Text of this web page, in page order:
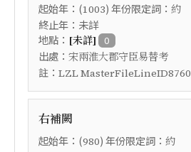
起始年：(1003) 年份限定詞： 約
終止年：未詳
地點： [未詳] 0
出處： 宋兩淮大郡守臣易替考
註： LZL MasterFileLineID8760
右補闕
起始年：(980) 年份限定詞： 約